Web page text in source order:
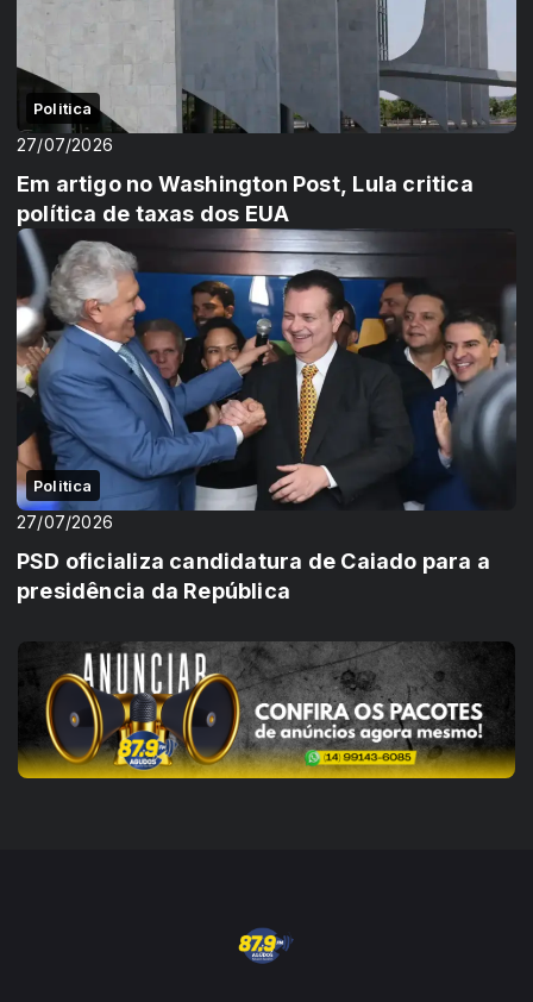
Politica
27/07/2026
Em artigo no Washington Post, Lula critica
política de taxas dos EUA
Politica
27/07/2026
PSD oficializa candidatura de Caiado para a
presidência da República